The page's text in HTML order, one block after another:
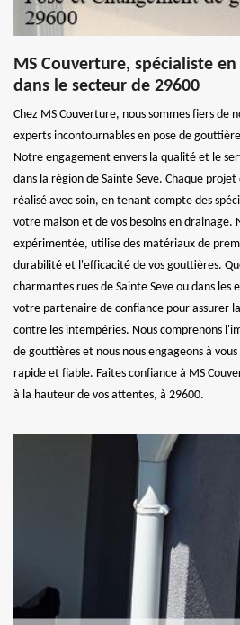
MS Couverture, spécialiste
dans le secteur de 29600
Chez MS Couverture, nous sommes fiers de
experts incontournables en pose de
Notre engagement envers la qualité et le
dans la région de Sainte Seve. Chaque
réalisé avec soin, en tenant compte des
votre maison et de vos besoins en drainage.
expérimentée, utilise des matériaux de
durabilité et l'efficacité de vos gouttières.
charmantes rues de Sainte Seve ou dans les
votre partenaire de confiance pour assurer
contre les intempéries. Nous comprenons
de gouttières et nous nous engageons à
rapide et fiable. Faites confiance à MS
à la hauteur de vos attentes, à 29600.